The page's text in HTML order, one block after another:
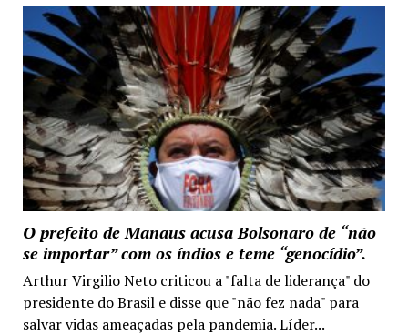
O prefeito de Manaus acusa Bolsonaro de “não
se importar” com os índios e teme “genocídio”.
Arthur Virgilio Neto criticou a "falta de liderança" do
presidente do Brasil e disse que "não fez nada" para
salvar vidas ameaçadas pela pandemia. Líder...